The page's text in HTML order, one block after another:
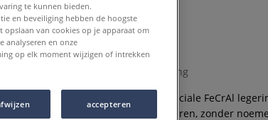
Kanthaldraad
0 Beoordeling
Dit draad is gemaakt van een speciale FeCrAl
bestand is tegen hoge temperaturen, zonder
te kunnen bieden.
en beveiliging hebben de hoogste
van cookies op je apparaat om
analyseren en onze
op elk moment wijzigen of intrekken
accepteren